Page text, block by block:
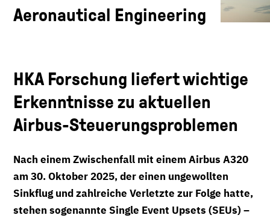
Aeronautical Engineering
HKA Forschung liefert wichtige
Erkenntnisse zu aktuellen
Airbus-Steuerungsproblemen
Nach einem Zwischenfall mit einem Airbus A320
am 30. Oktober 2025, der einen ungewollten
Sinkflug und zahlreiche Verletzte zur Folge hatte,
stehen sogenannte Single Event Upsets (SEUs) –